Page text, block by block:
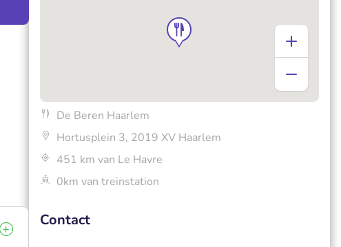
De Beren Haarlem
Hortusplein 3, 2019 XV Haarlem
451 km van Le Havre
0km van treinstation
Contact